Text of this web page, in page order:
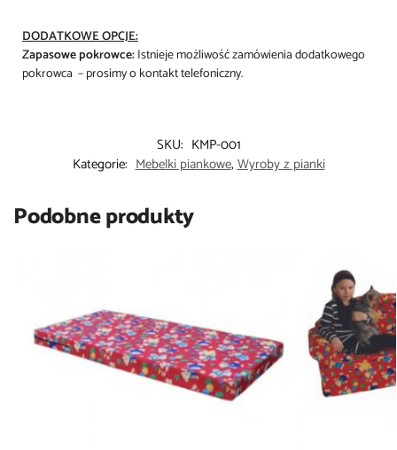
DODATKOWE OPCJE:
Zapasowe pokrowce:Istnieje możliwość zamówienia dodatkowego
pokrowca – prosimy o kontakt telefoniczny.
SKU: KMP-001
Kategorie: Mebelki piankowe,Wyroby z pianki
Podobne produkty